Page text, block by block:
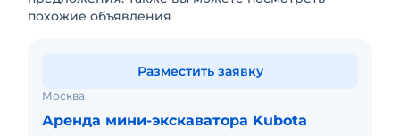
похожие объявления
Москва
Аренда мини-экскаватора Kubota
Разместить заявку